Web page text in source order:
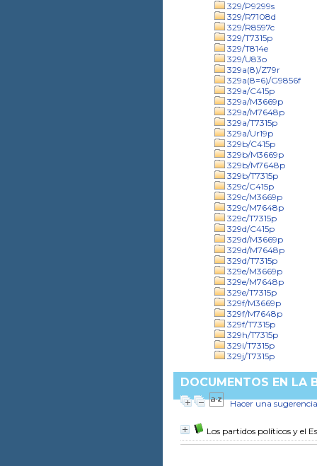
329/P9299s
329/R7108d
329/R8597c
329/T7315p
329/T814e
329/U83o
329a(8)/Z79r
329a(8=6)/G9856f
329a/C415p
329a/M3669p
329a/M7648p
329a/T7315p
329a/Ur19p
329b/C415p
329b/M3669p
329b/M7648p
329b/T7315p
329c/C415p
329c/M3669p
329c/M7648p
329c/T7315p
329d/C415p
329d/M3669p
329d/M7648p
329d/T7315p
329e/M3669p
329e/M7648p
329e/T7315p
329f/M3669p
329f/M7648p
329f/T7315p
329h/T7315p
329i/T7315p
329j/T7315p
DOCUMENTOS EN LA
Hacer una sugerencia
Los partidos políticos y el